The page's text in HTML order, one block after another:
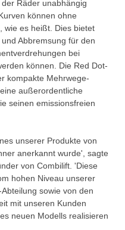
Räder unabhängig
können ohne
wie es heißt. Dies bietet
Abbremsung für den
bei
können. Die Red Dot-
kompakte Mehrwege-
außerordentliche
seinen emissionsfreien
unserer Produkte von
anerkannt wurde', sagte
von Combilift. 'Diese
hohen Niveau unserer
sowie von den
mit unseren Kunden
neuen Modells realisieren